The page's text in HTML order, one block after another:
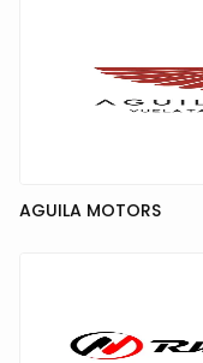
AGUILA MOTORS